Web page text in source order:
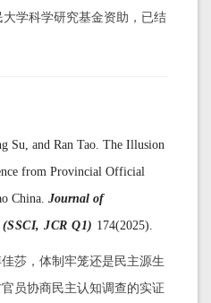
学科学研究基金资助，已结
Su, and Ran Tao. The Illusion
from Provincial Official
China. Journal of
(SSCI, JCR Q1) 174(2025).
佳莎，体制牢笼还是民主源生
员协商民主认知调查的实证